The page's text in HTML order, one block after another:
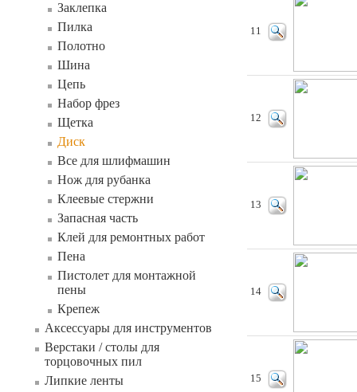
Заклепка
Пилка
Полотно
Шина
Цепь
Набор фрез
Щетка
Диск
Все для шлифмашин
Нож для рубанка
Клеевые стержни
Запасная часть
Клей для ремонтных работ
Пена
Пистолет для монтажной
пены
Крепеж
Аксессуары для инструментов
Верстаки / столы для
торцовочных пил
Липкие ленты
11
12
13
14
15